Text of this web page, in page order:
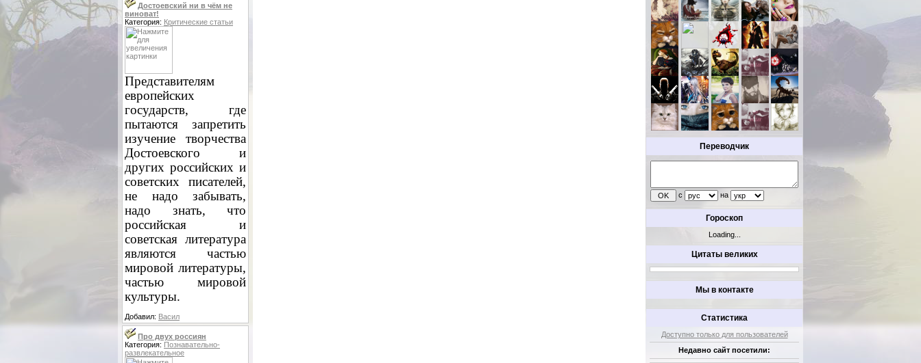
Достоевский ни в чём не
виноват!
Категория: Критические статьи
Представителям
европейских
государств, где
пытаются запретить
изучение творчества
Достоевского и
других российских и
советских писателей,
не надо забывать,
надо знать, что
российская и
советская литература
являются частью
мировой литературы,
частью мировой
культуры.
Добавил: Васил
Про двух россиян
Категория: Познавательно-
развлекательное
Переводчик
с на
Гороскоп
Loading...
Цитаты великих
Мы в контакте
Статистика
Доступно только для пользователей
Недавно сайт посетили: